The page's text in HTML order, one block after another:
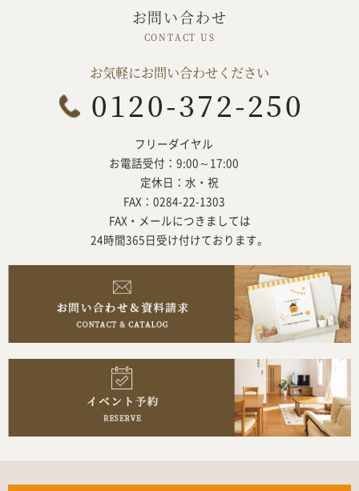
お問い合わせ
お気軽にお問い合わせください
フリーダイヤル
お電話受付：9:00～17:00
定休日：水・祝
FAX：0284-22-1303
FAX・メールにつきましては
24時間365日受け付けております。